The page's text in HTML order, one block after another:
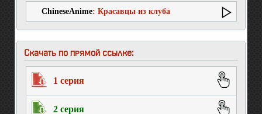
ChineseAnime: Красавцы из клуба
защитников Земли
Скачать по прямой ссылке:
1 серия
2 серия